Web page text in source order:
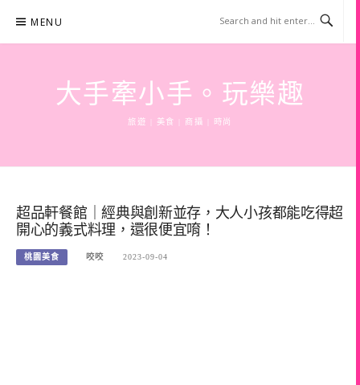
content
MENU
大手牽小手。玩樂趣
旅遊 | 美食 | 商攝 | 時尚
超品軒餐館｜經典與創新並存，大人小孩都能吃得超
開心的義式料理，還很便宜唷！
桃園美食 咬咬 2023-09-04